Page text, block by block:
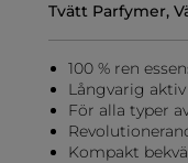
Tvätt Parfymer,
100 % ren
Långvarig
För alla typer
Kompakt